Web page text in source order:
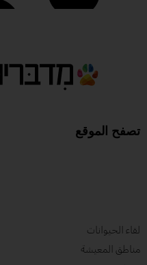
تصفح الموقع
لقاء الحيوانات
مناطق المعيشة